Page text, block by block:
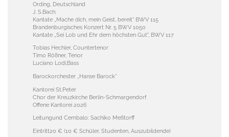
Ording, Deutschland
J. S.Bach:
Kantate „Mache dich, mein Geist, bereit“ BWV 115
Brandenburgisches Konzert Nr. 5 BWV 1050
Kantate „Sei Lob und Ehr dem höchsten Gut", BWV 117
Tobias Hechler, Countertenor
Timo Rößner, Tenor
Luciano Lodi,Bass
Barockorchester „Hanse Barock“
Kantorei St.Peter
Chor der Kreuzkirche Berlin-Schmargendorf
Offene Kantorei 2026
Leitungund Cembalo: Sachiko Meßtorff
Eintritt20 € (10 € Schüler, Studenten, Auszubildende)